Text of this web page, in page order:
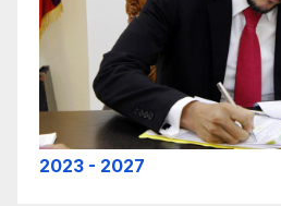
2023 - 2027